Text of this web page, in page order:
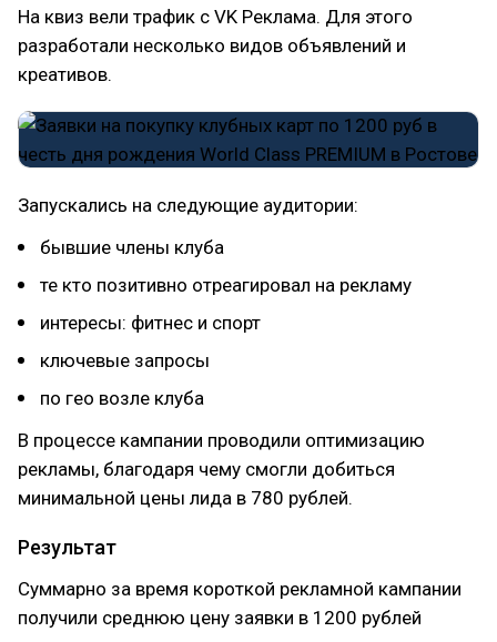
На квиз вели трафик с VK Реклама. Для этого
разработали несколько видов объявлений и
креативов.
Запускались на следующие аудитории:
бывшие члены клуба
те кто позитивно отреагировал на рекламу
интересы: фитнес и спорт
ключевые запросы
по гео возле клуба
В процессе кампании проводили оптимизацию
рекламы, благодаря чему смогли добиться
минимальной цены лида в 780 рублей.
Результат
Суммарно за время короткой рекламной кампании
получили среднюю цену заявки в 1200 рублей